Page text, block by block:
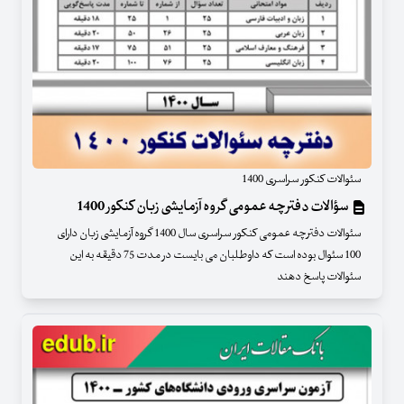
سئوالات کنکور سراسری 1400
سؤالات دفترچه عمومی گروه آزمايشی زبان کنکور 1400
سئوالات دفترچه عمومی کنکور سراسری سال 1400 گروه آزمایشی زبان دارای
100 سئوال بوده است که داوطلبان می بایست در مدت 75 دقیقه به این
سئوالات پاسخ دهند